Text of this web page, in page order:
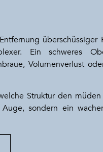
überschüssiger
Ein schweres
Volumenverlust
Struktur den
sondern ein